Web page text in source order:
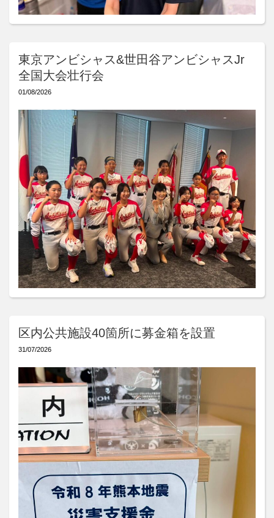
東京アンビシャス&世田谷アンビシャスJr
全国大会壮行会
01/08/2026
区内公共施設40箇所に募金箱を設置
31/07/2026